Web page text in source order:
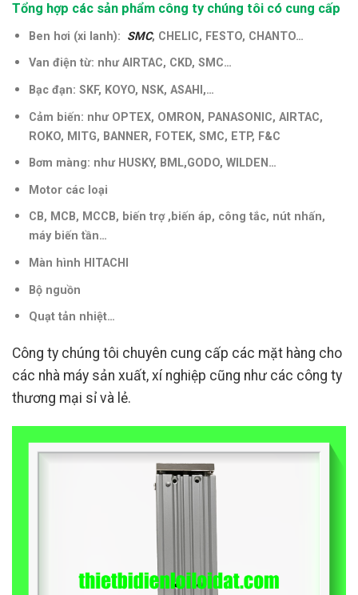
Tổng hợp các sản phẩm công ty chúng tôi có cung cấp
Ben hơi (xi lanh): SMC, CHELIC, FESTO, CHANTO…
Van điện từ: như AIRTAC, CKD, SMC…
Bạc đạn: SKF, KOYO, NSK, ASAHI,…
Cảm biến: như OPTEX, OMRON, PANASONIC, AIRTAC,
ROKO, MITG, BANNER, FOTEK, SMC, ETP, F&C
Bơm màng: như HUSKY, BML,GODO, WILDEN…
Motor các loại
CB, MCB, MCCB, biến trợ ,biến áp, công tắc, nút nhấn,
máy biến tần…
Màn hình HITACHI
Bộ nguồn
Quạt tản nhiệt…
Công ty chúng tôi chuyên cung cấp các mặt hàng cho
các nhà máy sản xuất, xí nghiệp cũng như các công ty
thương mại sỉ và lẻ.